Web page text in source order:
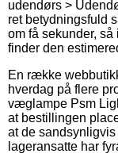
udendørs >
ret betydningsfuld
om få sekunder,
finder den
En række
hverdag på flere
væglampe Psm
at bestillingen
at de
lageransatte har